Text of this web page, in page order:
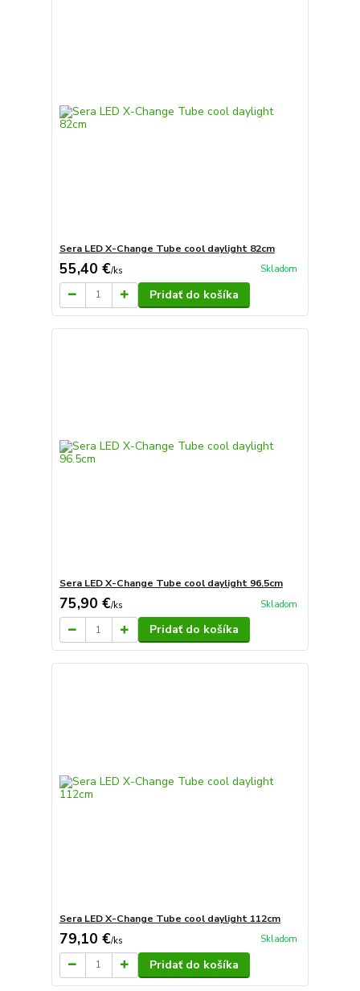
Sera LED X-Change Tube cool daylight 82cm
55,40 €/ks Skladom
Pridať do košíka
Sera LED X-Change Tube cool daylight 96.5cm
75,90 €/ks Skladom
Pridať do košíka
Sera LED X-Change Tube cool daylight 112cm
79,10 €/ks Skladom
Pridať do košíka